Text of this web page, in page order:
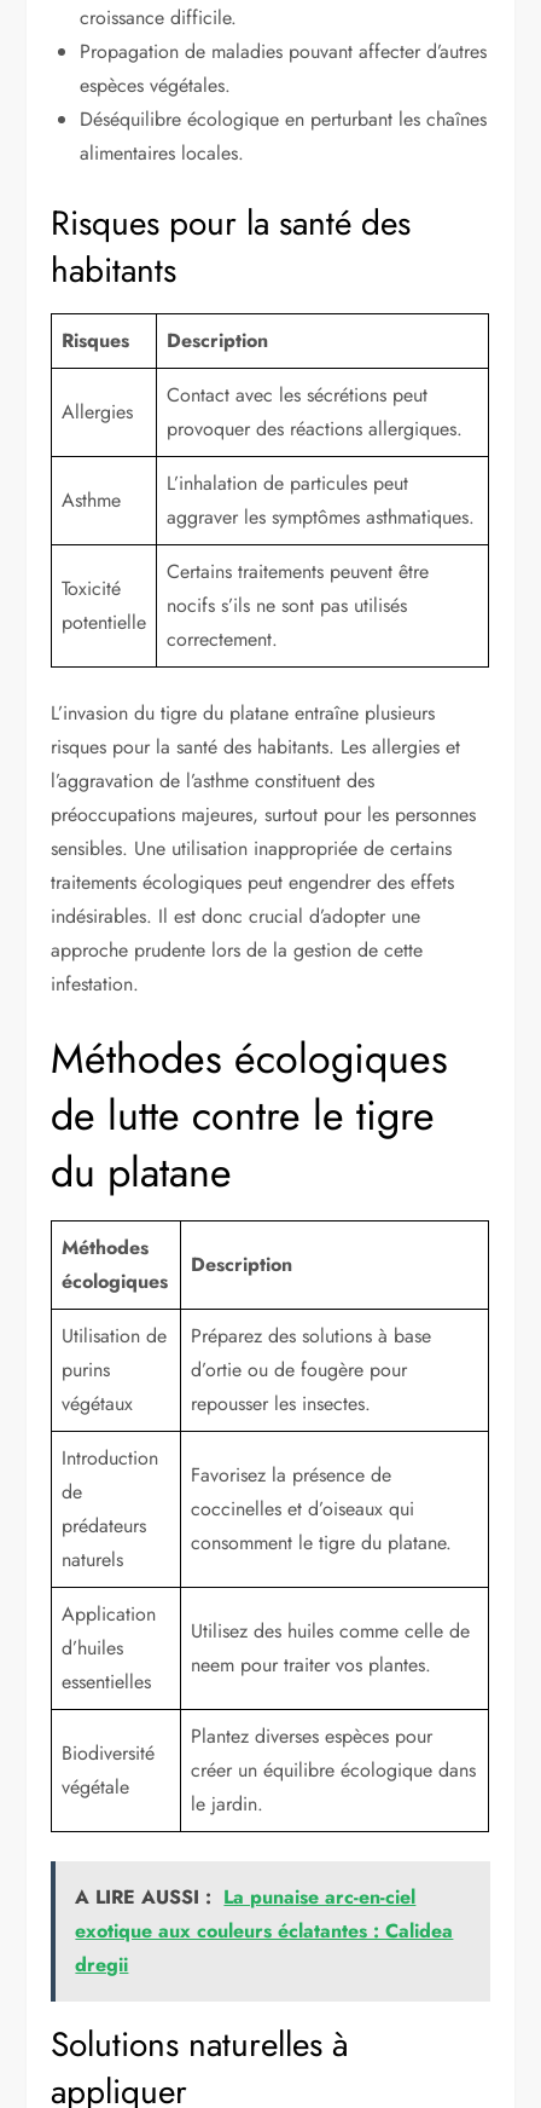
croissance difficile.
Propagation de maladies pouvant affecter d’autres
espèces végétales.
Déséquilibre écologique en perturbant les chaînes
alimentaires locales.
Risques pour la santé des
habitants
Risques Description
Allergies
Contact avec les sécrétions peut
provoquer des réactions allergiques.
Asthme
L’inhalation de particules peut
aggraver les symptômes asthmatiques.
Toxicité
potentielle
Certains traitements peuvent être
nocifs s’ils ne sont pas utilisés
correctement.
L’invasion du tigre du platane entraîne plusieurs
risques pour la santé des habitants. Les allergies et
l’aggravation de l’asthme constituent des
préoccupations majeures, surtout pour les personnes
sensibles. Une utilisation inappropriée de certains
traitements écologiques peut engendrer des effets
indésirables. Il est donc crucial d’adopter une
approche prudente lors de la gestion de cette
infestation.
Méthodes écologiques
de lutte contre le tigre
du platane
Méthodes
écologiques
Description
Utilisation de
purins
végétaux
Préparez des solutions à base
d’ortie ou de fougère pour
repousser les insectes.
Introduction
de
prédateurs
naturels
Favorisez la présence de
coccinelles et d’oiseaux qui
consomment le tigre du platane.
Application
d’huiles
essentielles
Utilisez des huiles comme celle de
neem pour traiter vos plantes.
Biodiversité
végétale
Plantez diverses espèces pour
créer un équilibre écologique dans
le jardin.
A LIRE AUSSI : La punaise arc-en-ciel
exotique aux couleurs éclatantes : Calidea
dregii
Solutions naturelles à
appliquer